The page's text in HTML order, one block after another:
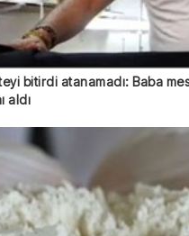
bitirdi atanamadı: Baba
aldı